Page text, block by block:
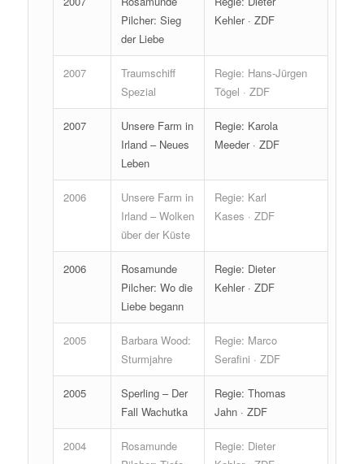
Pilcher: Sieg
der Liebe
Kehler · ZDF
2007
Traumschiff
Spezial
Regie: Hans-Jürgen
Tögel · ZDF
2007
Unsere Farm in
Irland – Neues
Leben
Regie: Karola
Meeder · ZDF
2006
Unsere Farm in
Irland – Wolken
über der Küste
Regie: Karl
Kases · ZDF
2006
Rosamunde
Pilcher: Wo die
Liebe begann
Regie: Dieter
Kehler · ZDF
2005
Barbara Wood:
Sturmjahre
Regie: Marco
Serafini · ZDF
2005
Sperling – Der
Fall Wachutka
Regie: Thomas
Jahn · ZDF
2004
Rosamunde
Regie: Dieter